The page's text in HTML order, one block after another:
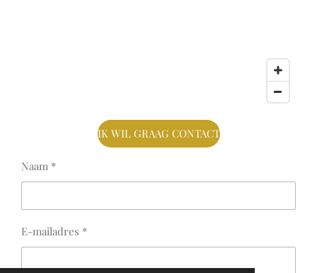
IK WIL GRAAG CONTACT
Naam *
E-mailadres *